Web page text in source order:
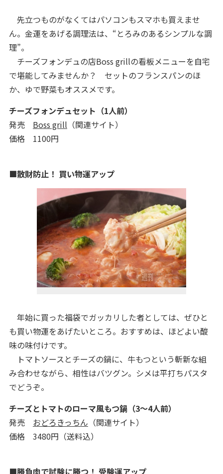
先立つものがなくてはパソコンもスマホも買えませ
ん。金運をあげる調理法は、“とろみのあるシンプルな調
理”。
チーズフォンデュの店Boss grillの看板メニューを自宅
で堪能してみませんか？ セットのフランスパンのほ
か、ゆで野菜もオススメです。
チーズフォンデュセット（1人前）
発売 Boss grill （関連サイト）
価格 1100円
■散財防止！ 買い物運アップ
年始に買った福袋でガッカリした者としては、ぜひと
も買い物運をあげたいところ。おすすめは、ほどよい酸
味の味付けです。
トマトソースとチーズの鍋に、牛もつという斬新な組
み合わせながら、相性はバツグン。シメは平打ちパスタ
でどうぞ。
チーズとトマトのローマ風もつ鍋（3〜4人前）
発売 おどろきっちん （関連サイト）
価格 3480円（送料込）
■勝負肉で試験に勝つ！ 受験運アップ